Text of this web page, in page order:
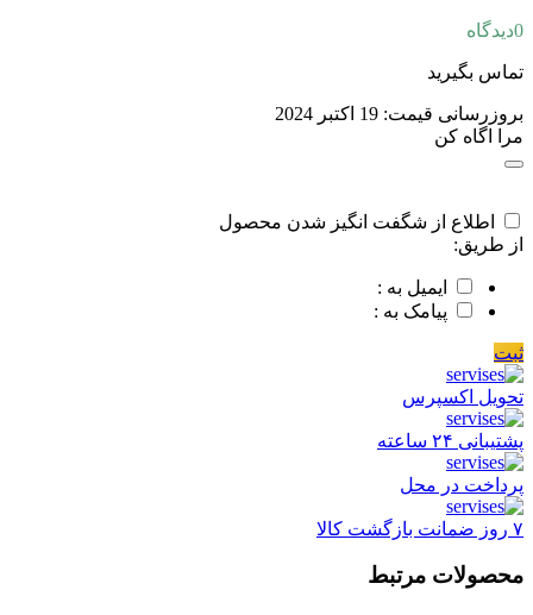
0دیدگاه
تماس بگیرید
بروزرسانی قیمت: 19 اکتبر 2024
مرا اگاه کن
اطلاع از شگفت انگیز شدن محصول
از طریق:
ایمیل به :
پیامک به :
ثبت
تحویل اکسپرس
پشتیبانی ۲۴ ساعته
پرداخت در محل
۷ روز ضمانت بازگشت کالا
محصولات مرتبط